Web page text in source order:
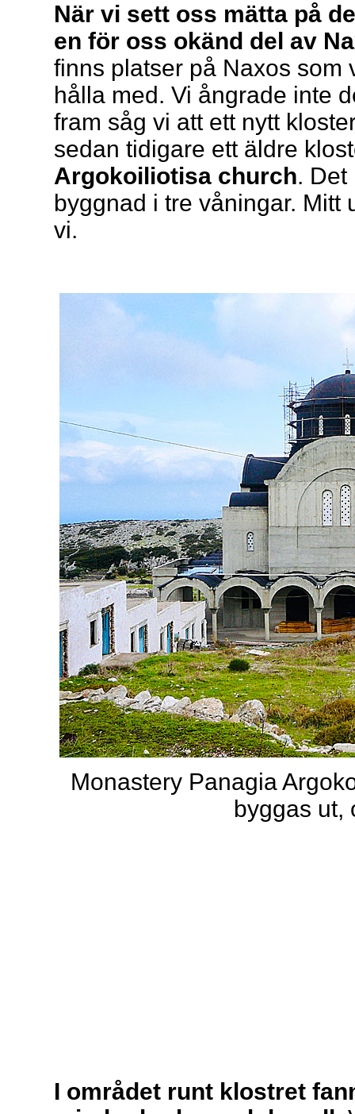
När vi sett oss mätta på
en för oss okänd del av
finns platser på Naxos som
hålla med. Vi ångrade inte
fram såg vi att ett nytt
sedan tidigare ett äldre
Argokoiliotisa church. Det
byggnad i tre våningar. Mitt
vi.
Monastery Panagia
byggas ut,
I området runt klostret